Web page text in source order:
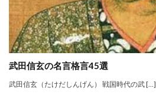
武田信玄の名言格言45選
武田信玄（たけだしんげん） 戦国時代の武 […]